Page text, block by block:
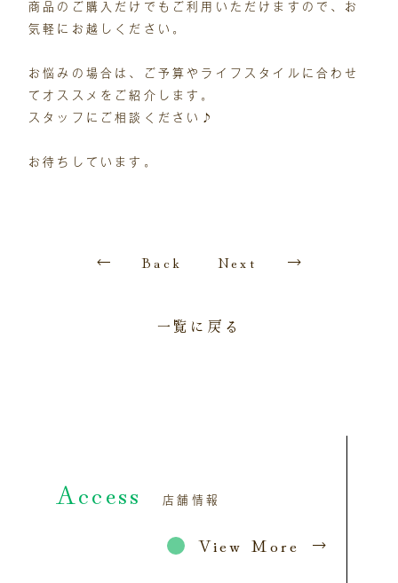
商品のご購入だけでもご利用いただけますので、お
気軽にお越しください。
お悩みの場合は、ご予算やライフスタイルに合わせ
てオススメをご紹介します。
スタッフにご相談ください♪
お待ちしています。
Back Next
一覧に戻る
Access 店舗情報
View More